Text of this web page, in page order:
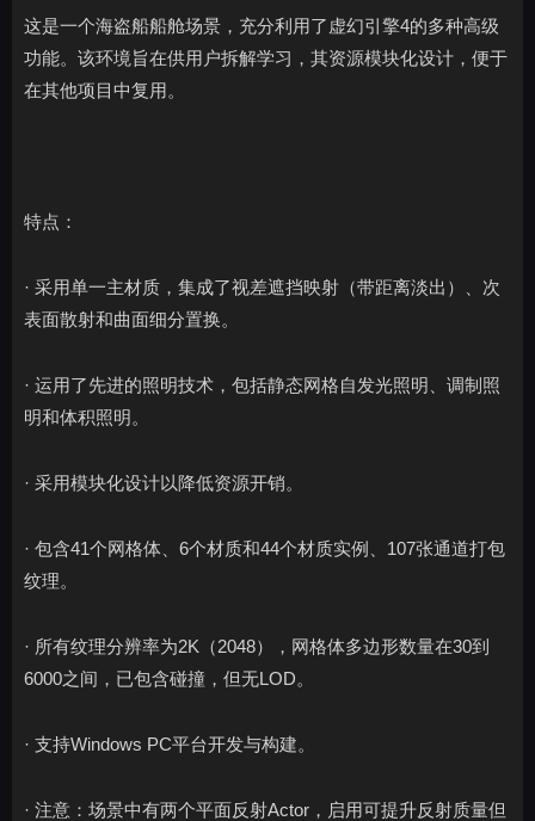
这是一个海盗船船舱场景，充分利用了虚幻引擎4的多种高级
功能。该环境旨在供用户拆解学习，其资源模块化设计，便于
在其他项目中复用。
特点：
· 采用单一主材质，集成了视差遮挡映射（带距离淡出）、次
表面散射和曲面细分置换。
· 运用了先进的照明技术，包括静态网格自发光照明、调制照
明和体积照明。
· 采用模块化设计以降低资源开销。
· 包含41个网格体、6个材质和44个材质实例、107张通道打包
纹理。
· 所有纹理分辨率为2K（2048），网格体多边形数量在30到
6000之间，已包含碰撞，但无LOD。
· 支持Windows PC平台开发与构建。
· 注意：场景中有两个平面反射Actor，启用可提升反射质量但